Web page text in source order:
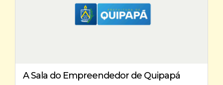
A Sala do Empreendedor de Quipapá